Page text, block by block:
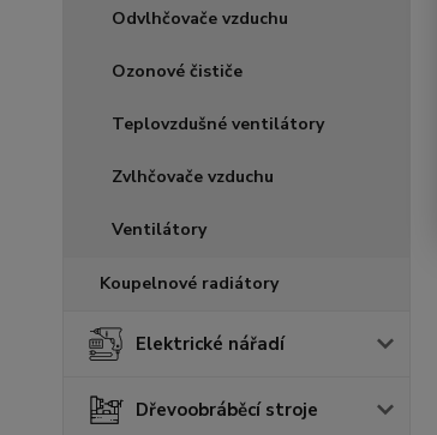
Odvlhčovače vzduchu
Ozonové čističe
Teplovzdušné ventilátory
Zvlhčovače vzduchu
Ventilátory
Koupelnové radiátory
Elektrické nářadí
Dřevoobráběcí stroje